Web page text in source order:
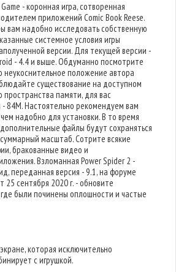
- коронная игра, сотворенная
приложений Comic Book Reese.
вам надобно исследовать собственную
системное условия игры
версии. Для текущей версии -
- 4.4 и выше. Обдуманно посмотрите
неукоснительное положение автора
существование на доступном
памяти, для вас
84M. Настоятельно рекомендуем вам
надобно для установки. В то время
файлы будут сохраняться
масштаб. Сотрите всякие
бракованные видео и
Взломанная Power Spider 2 -
переданная версия - 9.1, на форуме
25 сентября 2020 г. - обновите
были починены оплошности и частые
которая исключительно
с игрушкой.